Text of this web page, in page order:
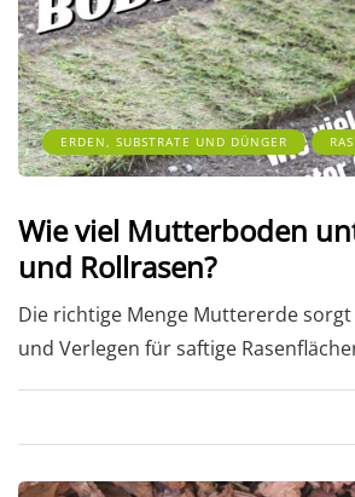
ERDEN, SUBSTRATE UND DÜNGER
Wie viel Mutterboden
und Rollrasen?
Die richtige Menge Muttererde sorgt
und Verlegen für saftige